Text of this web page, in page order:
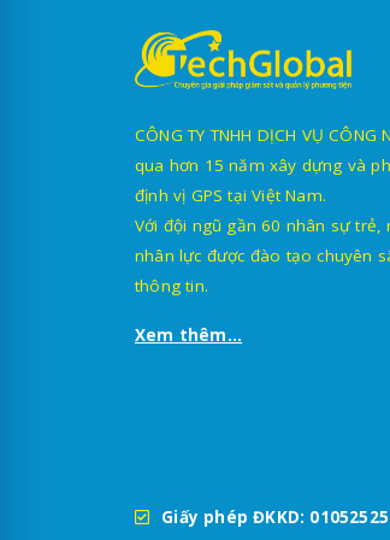
CÔNG TY TNHH DỊCH VỤ
qua hơn 15 năm xây dựng và
định vị GPS tại Việt Nam.
Với đội ngũ gần 60 nhân sự trẻ,
nhân lực được đào tạo chuyên
thông tin.
Xem thêm...
Giấy phép ĐKKD: